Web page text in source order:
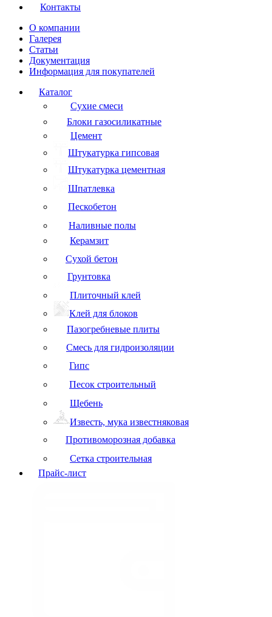
Контакты
О компании
Галерея
Статьи
Документация
Информация для покупателей
Каталог
Сухие смеси
Блоки газосиликатные
Цемент
Штукатурка гипсовая
Штукатурка цементная
Шпатлевка
Пескобетон
Наливные полы
Керамзит
Сухой бетон
Грунтовка
Плиточный клей
Клей для блоков
Пазогребневые плиты
Смесь для гидроизоляции
Гипс
Песок строительный
Щебень
Известь, мука известняковая
Противоморозная добавка
Сетка строительная
Прайс-лист